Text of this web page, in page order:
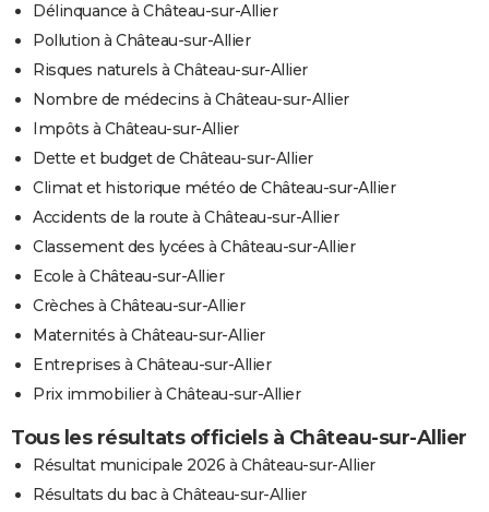
Délinquance à Château-sur-Allier
Pollution à Château-sur-Allier
Risques naturels à Château-sur-Allier
Nombre de médecins à Château-sur-Allier
Impôts à Château-sur-Allier
Dette et budget de Château-sur-Allier
Climat et historique météo de Château-sur-Allier
Accidents de la route à Château-sur-Allier
Classement des lycées à Château-sur-Allier
Ecole à Château-sur-Allier
Crèches à Château-sur-Allier
Maternités à Château-sur-Allier
Entreprises à Château-sur-Allier
Prix immobilier à Château-sur-Allier
Tous les résultats officiels à Château-sur-Allier
Résultat municipale 2026 à Château-sur-Allier
Résultats du bac à Château-sur-Allier